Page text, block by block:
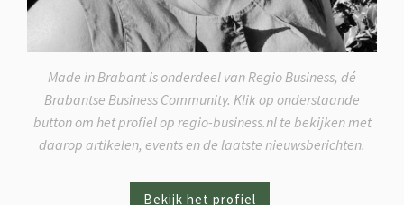
Made in Brabant is onderdeel van Regio Business, dé
Brabantse Business Community. Klik op onderstaande
button om het profiel op regio-business.nl te bekijken met
daarop artikelen, events en de laatste nieuwsberichten.